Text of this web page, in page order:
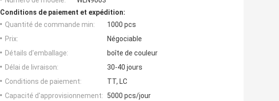
Conditions de paiement et expédition:
Quantité de commande min:
1000 pcs
Prix:
Négociable
Détails d'emballage:
boîte de couleur
Délai de livraison:
30-40 jours
Conditions de paiement:
TT, LC
Capacité d'approvisionnement:
5000 pcs/jour